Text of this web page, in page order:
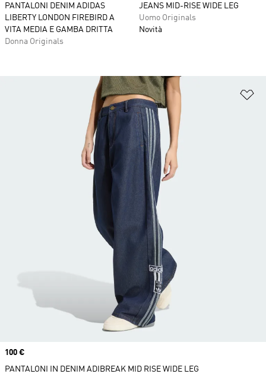
PANTALONI DENIM ADIDAS
LIBERTY LONDON FIREBIRD A
VITA MEDIA E GAMBA DRITTA
Donna Originals
JEANS MID-RISE WIDE LEG
Uomo Originals
Novità
Price
100 €
PANTALONI IN DENIM ADIBREAK MID RISE WIDE LEG